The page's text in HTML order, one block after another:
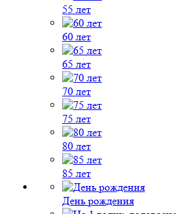
55 лет
60 лет
65 лет
70 лет
75 лет
80 лет
85 лет
День рождения